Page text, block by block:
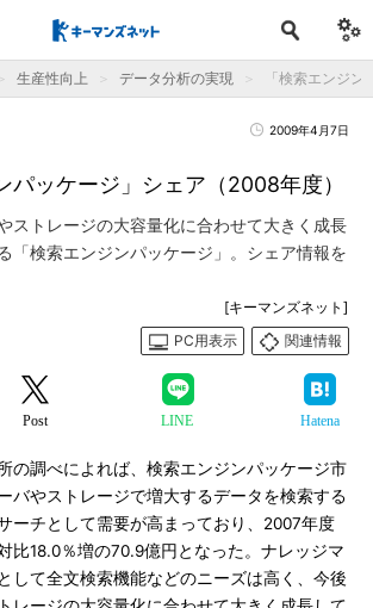
生産性向上 データ分析の実現 「検索エンジ
2009年4月7日
パッケージ」シェア（2008年度）
ストレージの大容量化に合わせて大きく成長
「検索エンジンパッケージ」。シェア情報を
[キーマンズネット]
PC用表示
関連情報
Post LINE Hatena
の調べによれば、検索エンジンパッケージ市
バやストレージで増大するデータを検索する
ーチとして需要が高まっており、2007年度
比18.0％増の70.9億円となった。ナレッジマ
して全文検索機能などのニーズは高く、今後